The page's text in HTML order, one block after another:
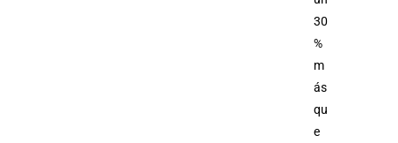
30
%
m
ás
qu
e